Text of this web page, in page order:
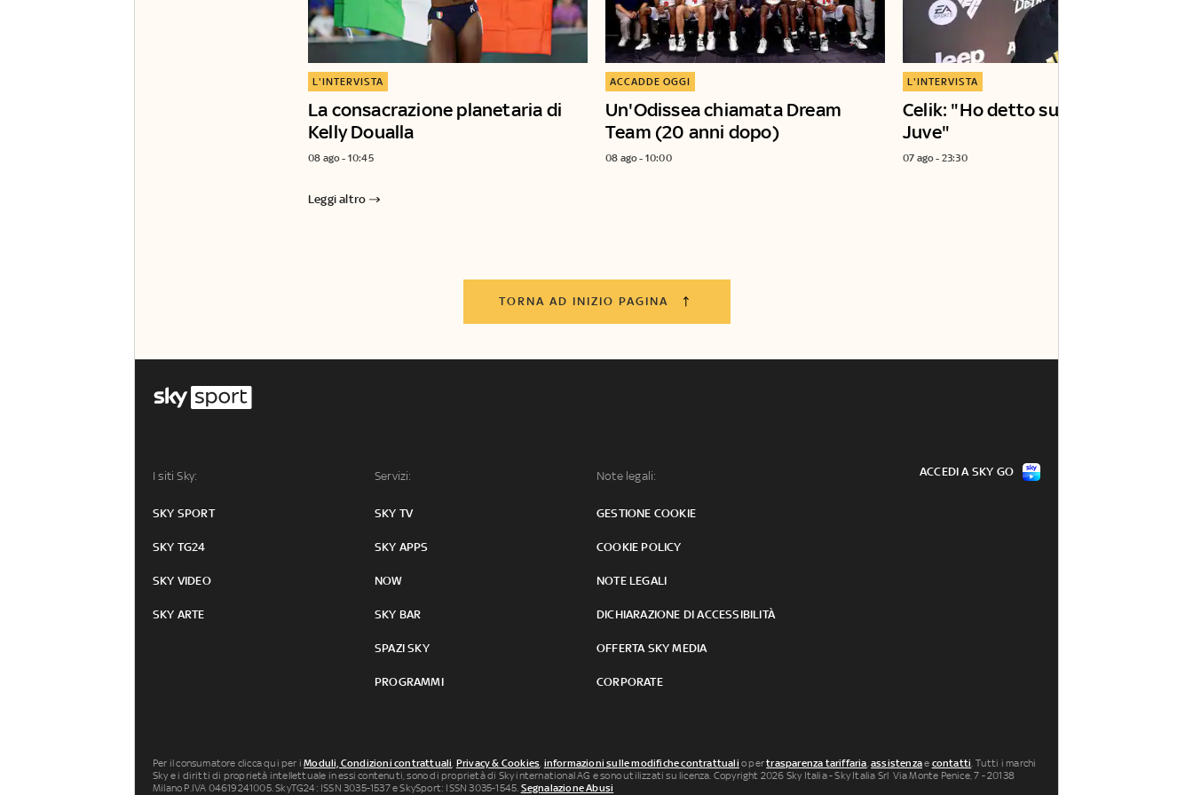
La consacrazione planetaria di
Kelly Doualla
L'INTERVISTA
08 ago - 10:45
Un'Odissea chiamata Dream
Team (20 anni dopo)
ACCADDE OGGI
08 ago - 10:00
Celik: "Ho detto subito sì alla
Juve"
L'INTERVISTA
07 ago - 23:30
Leggi altro
TORNA AD INIZIO PAGINA
I siti Sky:
SKY SPORT
SKY TG24
SKY VIDEO
SKY ARTE
Servizi:
SKY TV
SKY APPS
NOW
SKY BAR
SPAZI SKY
PROGRAMMI
Note legali:
GESTIONE COOKIE
COOKIE POLICY
NOTE LEGALI
DICHIARAZIONE DI ACCESSIBILITÀ
OFFERTA SKY MEDIA
CORPORATE
ACCEDI A SKY GO
Per il consumatore clicca qui per iModuli, Condizioni contrattuali, Privacy & Cookies, informazioni sulle modifiche contrattuali o pertrasparenza tariffaria,assistenzae contatti. Tutti i marchi
Sky e i diritti di proprietà intellettuale in essi contenuti, sono di proprietà di Sky international AG e sono utilizzati su licenza. Copyright 2026 Sky Italia - Sky Italia Srl Via Monte Penice, 7 - 20138
Milano P.IVA 04619241005. SkyTG24: ISSN 3035-1537 e SkySport: ISSN 3035-1545. Segnalazione Abusi